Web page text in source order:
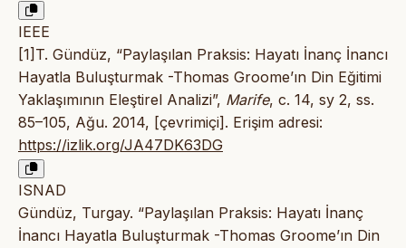
IEEE
[1]T. Gündüz, “Paylaşılan Praksis: Hayatı İnanç İnancı
Hayatla Buluşturmak -Thomas Groome’ın Din Eğitimi
Yaklaşımının Eleştirel Analizi”, Marife, c. 14, sy 2, ss.
85–105, Ağu. 2014, [çevrimiçi]. Erişim adresi:
https://izlik.org/JA47DK63DG
ISNAD
Gündüz, Turgay. “Paylaşılan Praksis: Hayatı İnanç
İnancı Hayatla Buluşturmak -Thomas Groome’ın Din